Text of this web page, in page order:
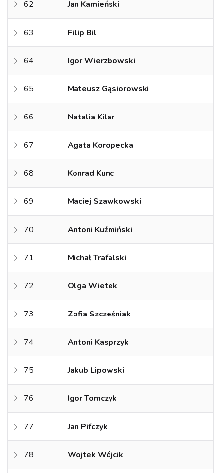
62 Jan Kamieński
63 Filip Bil
64 Igor Wierzbowski
65 Mateusz Gąsiorowski
66 Natalia Kilar
67 Agata Koropecka
68 Konrad Kunc
69 Maciej Szawkowski
70 Antoni Kuźmiński
71 Michał Trafalski
72 Olga Wietek
73 Zofia Szcześniak
74 Antoni Kasprzyk
75 Jakub Lipowski
76 Igor Tomczyk
77 Jan Pifczyk
78 Wojtek Wójcik